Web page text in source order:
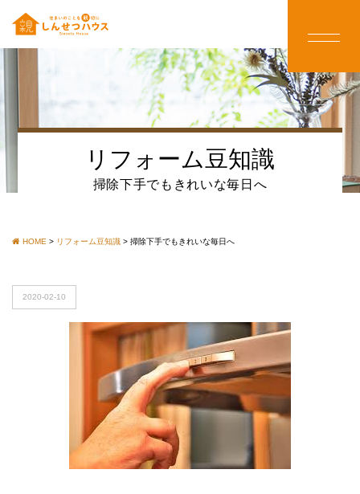
リフォーム豆知識
掃除下手でもきれいな毎日へ
HOME > リフォーム豆知識 > 掃除下手でもきれいな毎日へ
2020-02-10